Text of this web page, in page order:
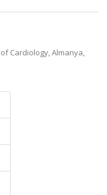
Cardiology, Almanya,